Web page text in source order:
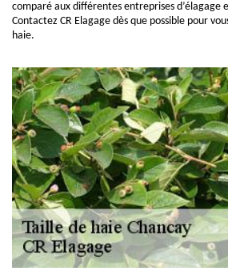
comparé aux différentes entreprises d’élagage
Contactez CR Elagage dès que possible pour
haie.